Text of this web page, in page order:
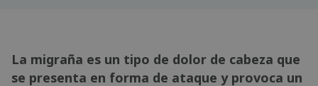
La migraña es un tipo de dolor de cabeza que
se presenta en forma de ataque y provoca un